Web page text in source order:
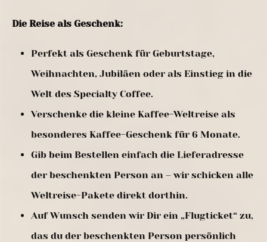
Die Reise als Geschenk:
Perfekt als Geschenk für Geburtstage,
Weihnachten, Jubiläen oder als Einstieg in die
Welt des Specialty Coffee.
Verschenke die kleine Kaffee-Weltreise als
besonderes Kaffee-Geschenk für 6 Monate.
Gib beim Bestellen einfach die Lieferadresse
der beschenkten Person an – wir schicken alle
Weltreise-Pakete direkt dorthin.
Auf Wunsch senden wir Dir ein „Flugticket“ zu,
das du der beschenkten Person persönlich